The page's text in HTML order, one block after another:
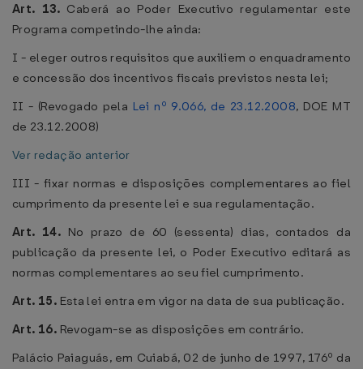
Art. 13. Caberá ao Poder Executivo regulamentar este
Programa competindo-lhe ainda:
I - eleger outros requisitos que auxiliem o enquadramento
e concessão dos incentivos fiscais previstos nesta lei;
II - (Revogado pela Lei nº 9.066, de 23.12.2008, DOE MT
de 23.12.2008)
Ver redação anterior
III - fixar normas e disposições complementares ao fiel
cumprimento da presente lei e sua regulamentação.
Art. 14. No prazo de 60 (sessenta) dias, contados da
publicação da presente lei, o Poder Executivo editará as
normas complementares ao seu fiel cumprimento.
Art. 15. Esta lei entra em vigor na data de sua publicação.
Art. 16. Revogam-se as disposições em contrário.
Palácio Paiaguás, em Cuiabá, 02 de junho de 1997, 176º da